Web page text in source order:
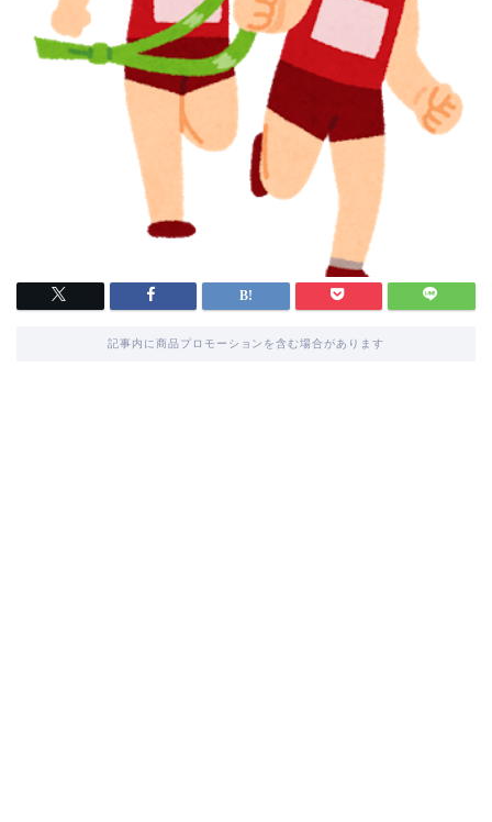
記事内に商品プロモーションを含む場合があります